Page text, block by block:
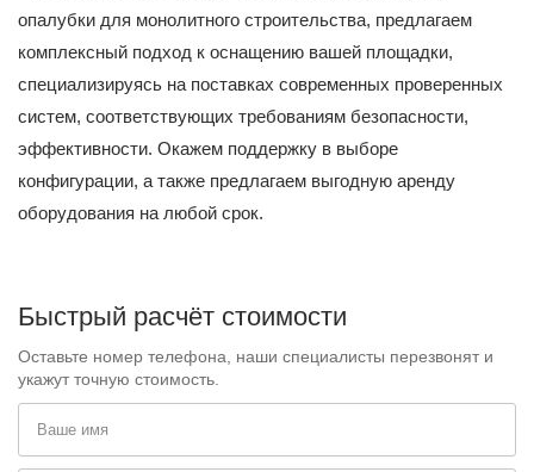
опалубки для монолитного строительства, предлагаем
комплексный подход к оснащению вашей площадки,
специализируясь на поставках современных проверенных
систем, соответствующих требованиям безопасности,
эффективности. Окажем поддержку в выборе
конфигурации, а также предлагаем выгодную аренду
оборудования на любой срок.
Быстрый расчёт стоимости
Оставьте номер телефона, наши специалисты перезвонят и
укажут точную стоимость.